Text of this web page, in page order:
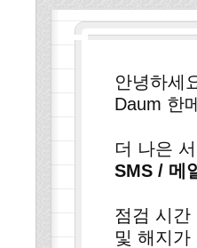
안녕하세
Daum 한
더 나은
SMS / 메
점검 시간
및 해지가